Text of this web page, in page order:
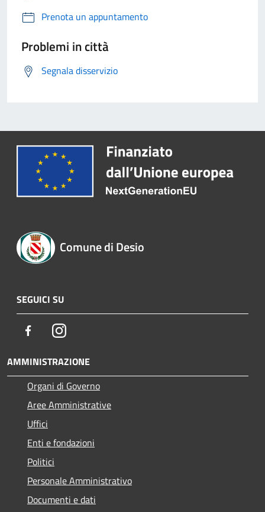
Prenota un appuntamento
Problemi in città
Segnala disservizio
Comune di Desio
SEGUICI SU
FacebookInstagram
AMMINISTRAZIONE
Organi di Governo
Aree Amministrative
Uffici
Enti e fondazioni
Politici
Personale Amministrativo
Documenti e dati